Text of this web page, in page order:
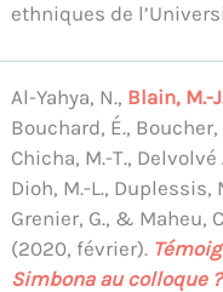
ethniques de
Al-Yahya, N., Blain, M.-
Bouchard, É., Boucher,
Chicha, M.-T., Delvolvé
Dioh, M.-L., Duplessis,
Grenier, G., & Maheu,
(2020, février).
Simbona au colloque